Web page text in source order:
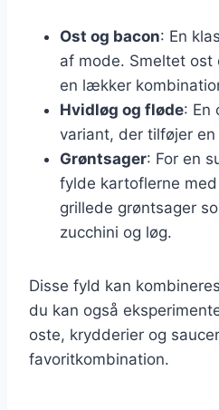
Ost og bacon: En
af mode. Smeltet
en lækker
Hvidløg og fløde: En
variant, der tilføjer
Grøntsager: For en
fylde kartoflerne
grillede grøntsager
zucchini og løg.
Disse fyld kan
du kan også
oste, krydderier og
favoritkombination.